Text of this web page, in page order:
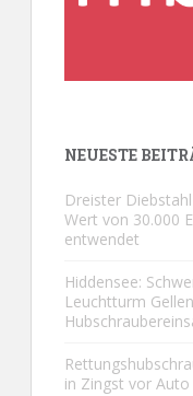
NEUESTE
Dreister
Wert von 30.000
entwendet
Hiddensee:
Leuchtturm
in Zingst vor